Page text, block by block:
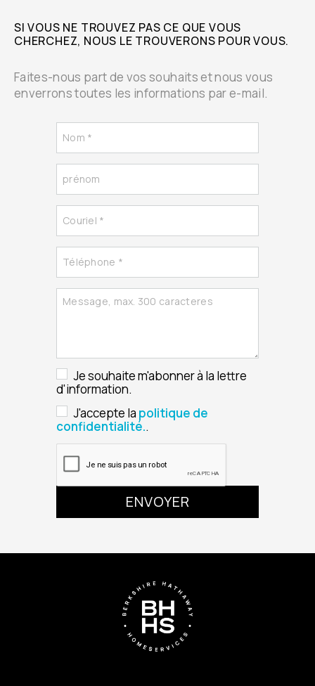
SI VOUS NE TROUVEZ PAS CE QUE VOUS
CHERCHEZ, NOUS LE TROUVERONS POUR VOUS.
Faites-nous part de vos souhaits et nous vous
enverrons toutes les informations par e-mail.
Je souhaite m'abonner à la lettre
d'information.
J'accepte la politique de
confidentialité..